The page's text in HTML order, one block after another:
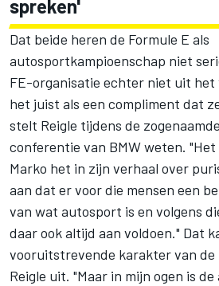
spreken'
Dat beide heren de Formule E als
autosportkampioenschap niet
FE-organisatie echter niet uit het
het juist als een compliment dat
stelt Reigle tijdens de zogenaamde
conferentie van BMW weten.
Marko het in zijn verhaal over
aan dat er voor die mensen een
van wat autosport is en volgens
daar ook altijd aan voldoen." Dat
vooruitstrevende karakter van de
Reigle uit. "Maar in mijn ogen is